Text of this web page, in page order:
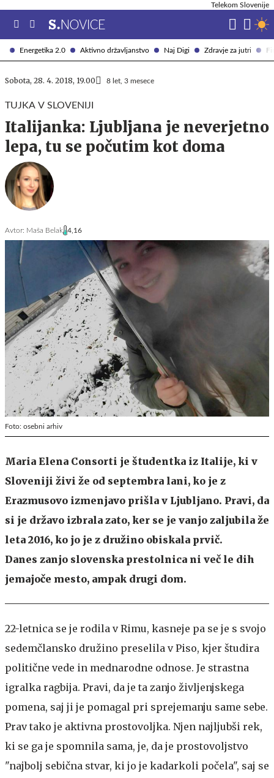
Energetika 2.0 Aktivno državljanstvo Naj Digi Zdravje za jutri
Telekom Slovenije
Sobota, 28. 4. 2018, 19.00 8 let, 3 mesece
TUJKA V SLOVENIJI
Italijanka: Ljubljana je neverjetno
lepa, tu se počutim kot doma
Avtor: Maša Belak 4,16
Foto: osebni arhiv
Maria Elena Consorti je študentka iz Italije, ki v
Sloveniji živi že od septembra lani, ko je z
Erazmusovo izmenjavo prišla v Ljubljano. Pravi, da
si je državo izbrala zato, ker se je vanjo zaljubila že
leta 2016, ko jo je z družino obiskala prvič.
Danes zanjo slovenska prestolnica ni več le dih
jemajoče mesto, ampak drugi dom.
22-letnica se je rodila v Rimu, kasneje pa se je s svojo
sedemčlansko družino preselila v Piso, kjer študira
politične vede in mednarodne odnose. Je strastna
igralka ragbija. Pravi, da je ta zanjo življenjskega
pomena, saj ji je pomagal pri sprejemanju same sebe.
Prav tako je aktivna prostovoljka. Njen najljubši rek,
ki se ga je spomnila sama, je, da je prostovoljstvo
"najbolj sebična stvar, ki jo je kadarkoli počela", saj se